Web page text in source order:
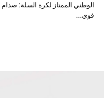
الوطني الممتاز لكرة السلة: صدام
قوي...